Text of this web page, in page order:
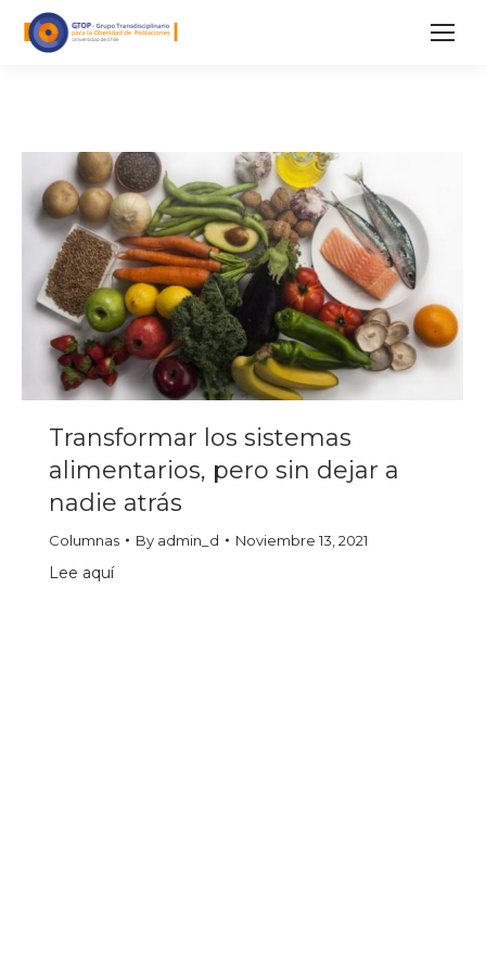
Transformar los sistemas
alimentarios, pero sin dejar a
nadie atrás
Columnas By admin_d Noviembre 13, 2021
Lee aquí